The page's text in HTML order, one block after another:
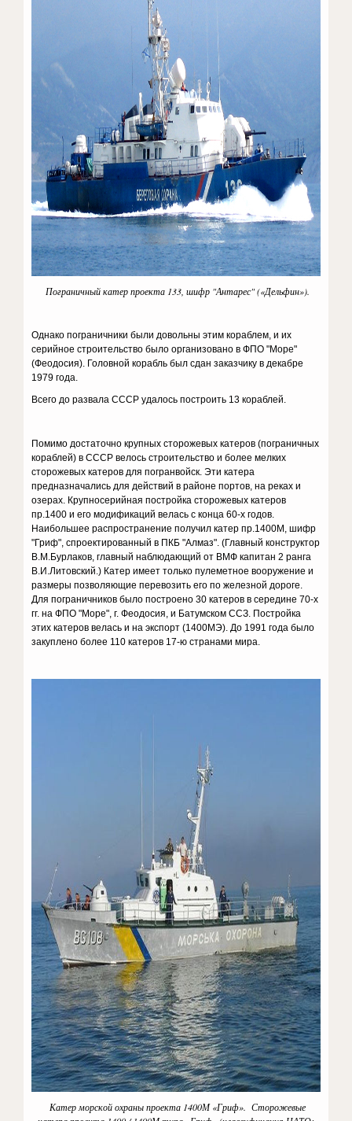
Пограничный катер проекта 133, шифр "Антарес" («Дельфин»).
Однако пограничники были довольны этим кораблем, и их
серийное строительство было организовано в ФПО "Море"
(Феодосия). Головной корабль был сдан заказчику в декабре
1979 года.
Всего до развала СССР удалось построить 13 кораблей.
Помимо достаточно крупных сторожевых катеров (пограничных
кораблей) в СССР велось строительство и более мелких
сторожевых катеров для погранвойск. Эти катера
предназначались для действий в районе портов, на реках и
озерах. Крупносерийная постройка сторожевых катеров
пр.1400 и его модификаций велась с конца 60-х годов.
Наибольшее распространение получил катер пр.1400М, шифр
"Гриф", спроектированный в ПКБ "Алмаз". (Главный конструктор
В.М.Бурлаков, главный наблюдающий от ВМФ капитан 2 ранга
В.И.Литовский.) Катер имеет только пулеметное вооружение и
размеры позволяющие перевозить его по железной дороге.
Для пограничников было построено 30 катеров в середине 70-х
гг. на ФПО "Море", г. Феодосия, и Батумском ССЗ. Постройка
этих катеров велась и на экспорт (1400МЭ). До 1991 года было
закуплено более 110 катеров 17-ю странами мира.
Катер морской охраны проекта 1400М «Гриф». Сторожевые